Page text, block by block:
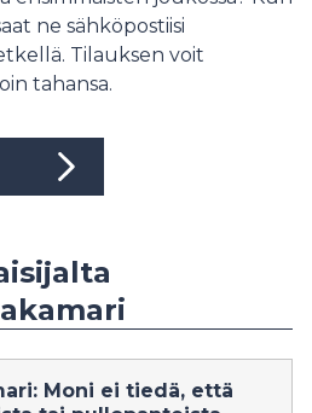
ne sähköpostiisi
Tilauksen voit
tahansa.
Moni ei tiedä, että